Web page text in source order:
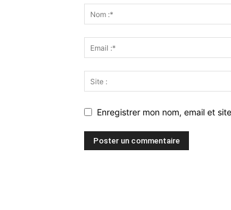
Enregistrer mon nom, email et